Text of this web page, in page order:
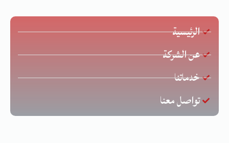
الرئيسية
عن الشركة
خدماتنا
تواصل معنا